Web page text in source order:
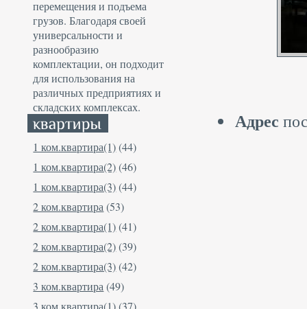
перемещения и подъема
грузов. Благодаря своей
универсальности и
разнообразию
комплектации, он подходит
для использования на
различных предприятиях и
складских комплексах.
1 ком.квартира(1)(44)
1 ком.квартира(2)(46)
1 ком.квартира(3)(44)
2 ком.квартира (53)
2 ком.квартира(1)(41)
2 ком.квартира(2)(39)
2 ком.квартира(3)(42)
3 ком.квартира (49)
3 ком.квартира(1)(37)
Адрес